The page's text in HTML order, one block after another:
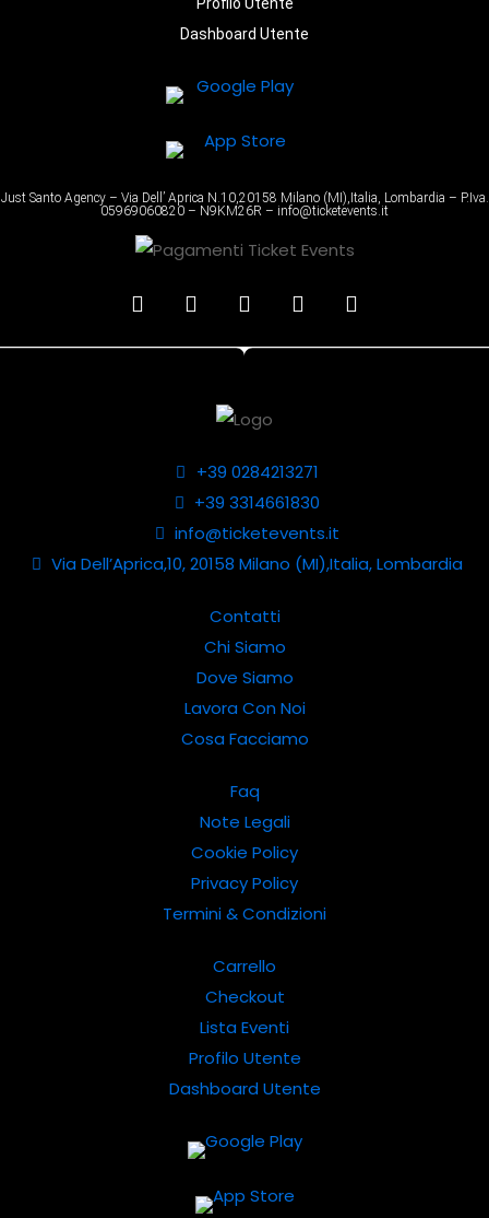
Dashboard Utente
Just Santo Agency – Via Dell’ Aprica N.10,20158 Milano (MI),Italia, Lombardia – P.Iva.
05969060820 – N9KM26R – info@ticketevents.it
+39 0284213271
+39 3314661830
info@ticketevents.it
Via Dell’Aprica,10, 20158 Milano (MI),Italia, Lombardia
Contatti
Chi Siamo
Dove Siamo
Lavora Con Noi
Cosa Facciamo
Faq
Note Legali
Cookie Policy
Privacy Policy
Termini & Condizioni
Carrello
Checkout
Lista Eventi
Profilo Utente
Dashboard Utente